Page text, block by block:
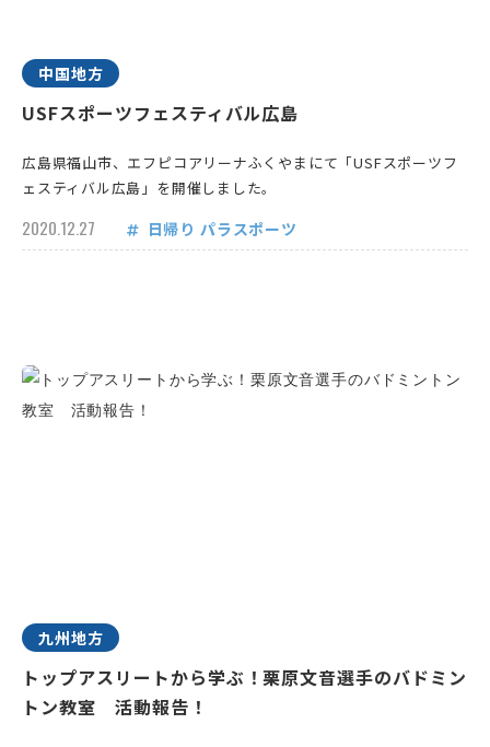
中国地方
USFスポーツフェスティバル広島
広島県福山市、エフピコアリーナふくやまにて「USFスポーツフ
ェスティバル広島」を開催しました。
2020.12.27 日帰り パラスポーツ
九州地方
トップアスリートから学ぶ！栗原文音選手のバドミン
トン教室 活動報告！